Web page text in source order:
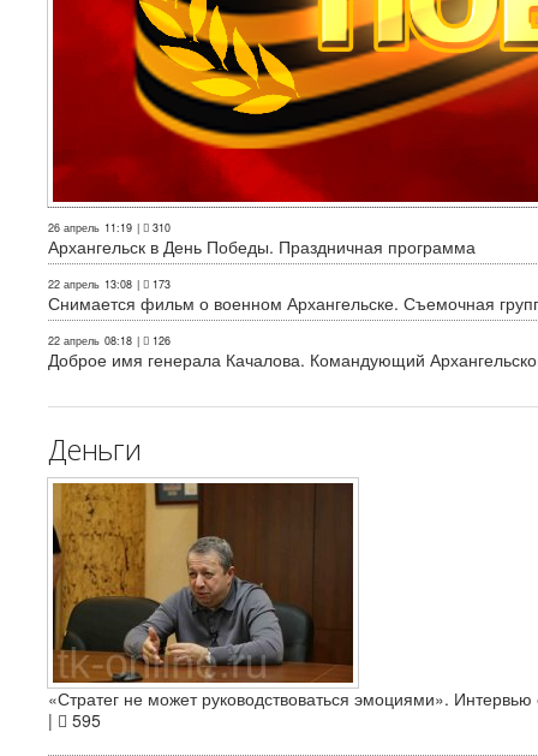
26 апрель 11:19 | 310
Архангельск в День Победы. Праздничная программа
22 апрель 13:08 | 173
Снимается фильм о военном Архангельске. Съемочная
22 апрель 08:18 | 126
Доброе имя генерала Качалова. Командующий
Деньги
«Стратег не может руководствоваться эмоциями».
|
595